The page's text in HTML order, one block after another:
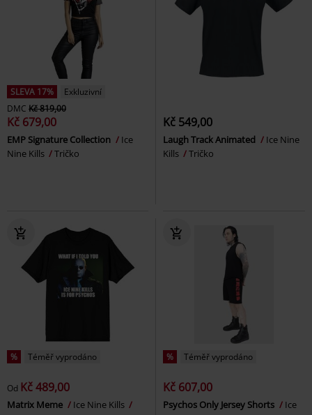
SLEVA 17%
Exkluzivní
DMC Kč 819,00
Kč 679,00
EMP Signature Collection
Ice
Nine Kills
Tričko
Kč 549,00
Laugh Track Animated
Ice Nine
Kills
Tričko
% Téměř vyprodáno
Od Kč 489,00
Matrix Meme
Ice Nine Kills
% Téměř vyprodáno
Kč 607,00
Psychos Only Jersey Shorts
Ice